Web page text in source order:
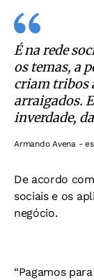
É na rede
os temas, a
criam tribos
arraigados.
inverdade,
Armando Avena -
De acordo
sociais e os
negócio.
“Pagamos